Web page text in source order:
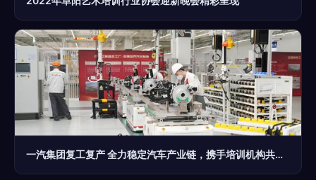
一汽集团复工复产 全力稳定汽车产业链，携手培训机构共促行业复苏